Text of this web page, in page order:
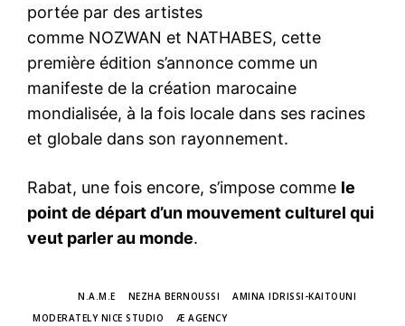
portée par des artistes
comme NOZWAN et NATHABES, cette
première édition s’annonce comme un
manifeste de la création marocaine
mondialisée, à la fois locale dans ses racines
et globale dans son rayonnement.
Rabat, une fois encore, s’impose comme le
point de départ d’un mouvement culturel qui
veut parler au monde.
N.A.M.E NEZHA BERNOUSSI
AMINA IDRISSI-KAITOUNI
MODERATELY NICE STUDIO
Æ AGENCY